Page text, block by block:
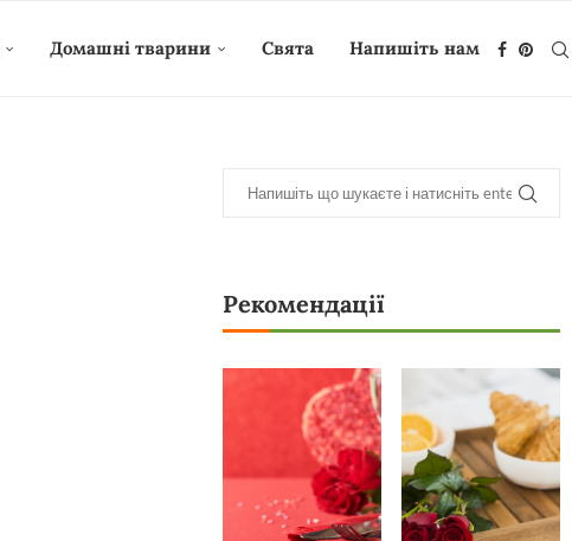
Домашні тварини Свята Напишіть нам
Рекомендації